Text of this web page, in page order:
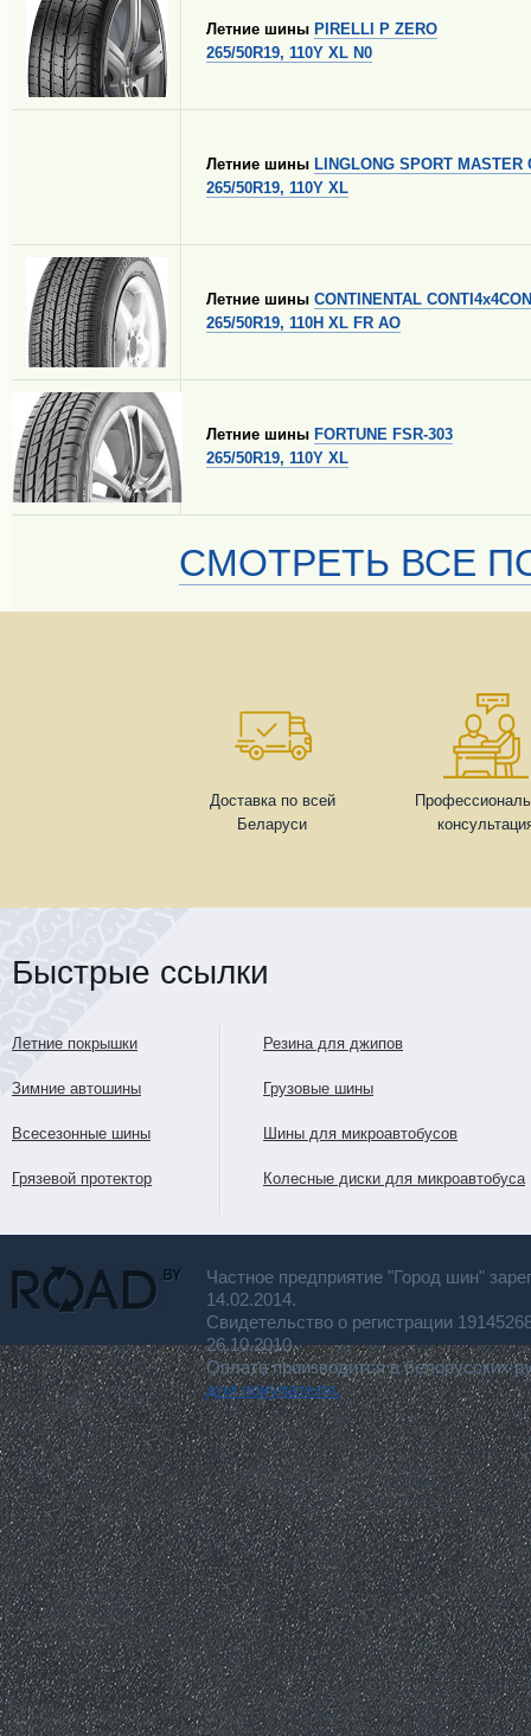
Летние шины PIRELLI P ZERO
265/50R19, 110Y XL N0
Летние шины LINGLONG SPORT MASTER
265/50R19, 110Y XL
Летние шины CONTINENTAL
265/50R19, 110H XL FR AO
Летние шины FORTUNE FSR-303
265/50R19, 110Y XL
СМОТРЕТЬ ВСЕ
Доставка по всей
Беларуси
Быстрые ссылки
Летние покрышки
Зимние автошины
Всесезонные шины
Грязевой протектор
Резина для джипов
Грузовые шины
Шины для микроавтобусов
Колесные диски для микроавтобуса
Частное предприятие "Город шин"
14.02.2014.
Свидетельство о регистрации
26.10.2010.
Оплата производится в белорусских
для покупателя.